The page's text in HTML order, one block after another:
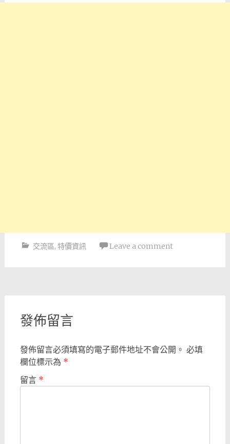
交流區, 特價資訊 Leave a comment
navigation
發佈留言
發佈留言必須填寫的電子郵件地址不會公開。 必填
欄位標示為 *
留言 *